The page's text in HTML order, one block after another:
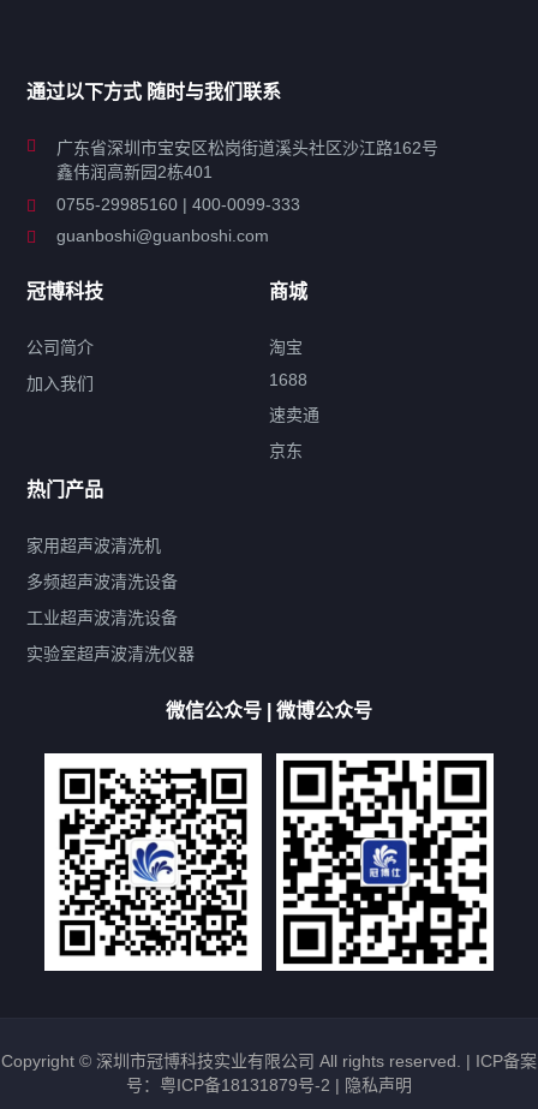
工业超声波清洗设备
特种超声波洗净产品
超声波配件
产品标签
鼓泡 升降 抛动
带加热
功率可调
双波脱气
机械旋钮系列
厨具清洗机
超声波振板
高尔夫球杆清洗机
大型单槽带过滤系列
全自动/半自动系列
客户定制非标机参考
双槽三槽四槽五槽多槽系列
轮胎清洗机
多频 扫频
文章标签
超声波清洗机定制
超声波清洗机除油污
超声波清洗机除锈
超声波清洗机洗眼镜
通过以下方式 随时与我们联系
广东省深圳市宝安区松岗街道溪头社区沙江路162号
鑫伟润高新园2栋401
0755-29985160 | 400-0099-333
guanboshi@guanboshi.com
冠博科技
公司简介
加入我们
商城
淘宝
1688
速卖通
京东
热门产品
家用超声波清洗机
多频超声波清洗设备
工业超声波清洗设备
实验室超声波清洗仪器
微信公众号 | 微博公众号
Copyright © 深圳市冠博科技实业有限公司 All rights reserved. | ICP备案
号：粤ICP备18131879号-2 | 隐私声明